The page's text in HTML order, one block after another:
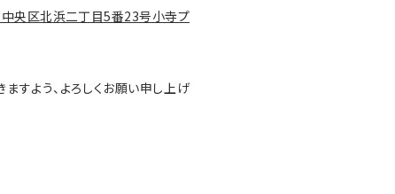
央区北浜二丁目5番23号小寺プ
すよう、よろしくお願い申し上げ